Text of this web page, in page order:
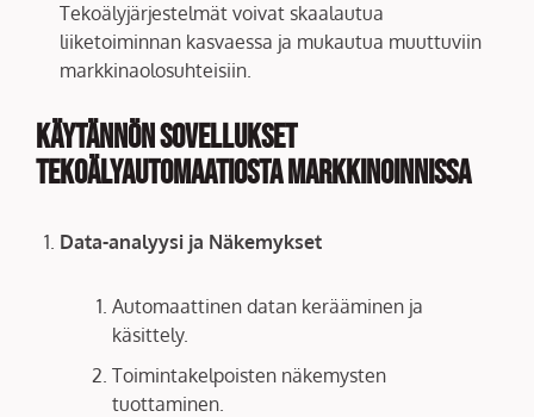
Tekoälyjärjestelmät voivat skaalautua
liiketoiminnan kasvaessa ja mukautua muuttuviin
markkinaolosuhteisiin.
Käytännön Sovellukset
Tekoälyautomaatiosta Markkinoinnissa
Data-analyysi ja Näkemykset
Automaattinen datan kerääminen ja
käsittely.
Toimintakelpoisten näkemysten
tuottaminen.